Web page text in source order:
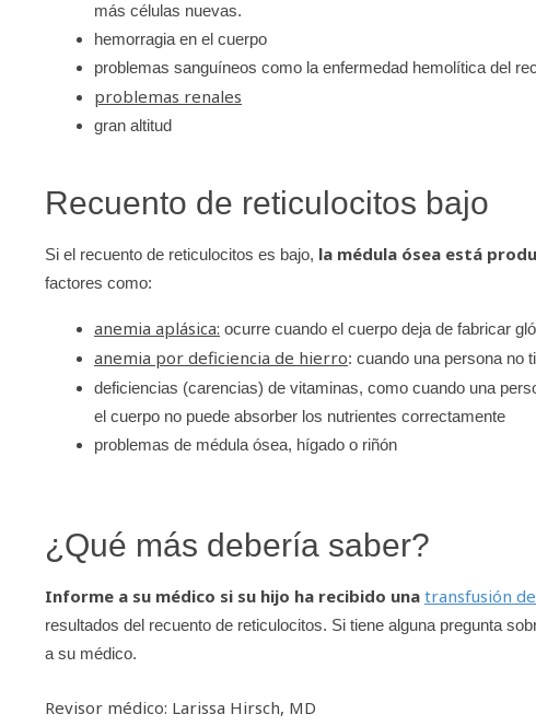
más células nuevas.
hemorragia en el cuerpo
problemas sanguíneos como la enfermedad hemolítica del
problemas renales
gran altitud
Recuento de reticulocitos bajo
Si el recuento de reticulocitos es bajo, la médula ósea está
factores como:
anemia aplásica: ocurre cuando el cuerpo deja de fabricar
anemia por deficiencia de hierro: cuando una persona no
deficiencias (carencias) de vitaminas, como cuando una
el cuerpo no puede absorber los nutrientes correctamente
problemas de médula ósea, hígado o riñón
¿Qué más debería saber?
Informe a su médico si su hijo ha recibido una transfusión
resultados del recuento de reticulocitos. Si tiene alguna pregunta
a su médico.
Revisor médico: Larissa Hirsch, MD